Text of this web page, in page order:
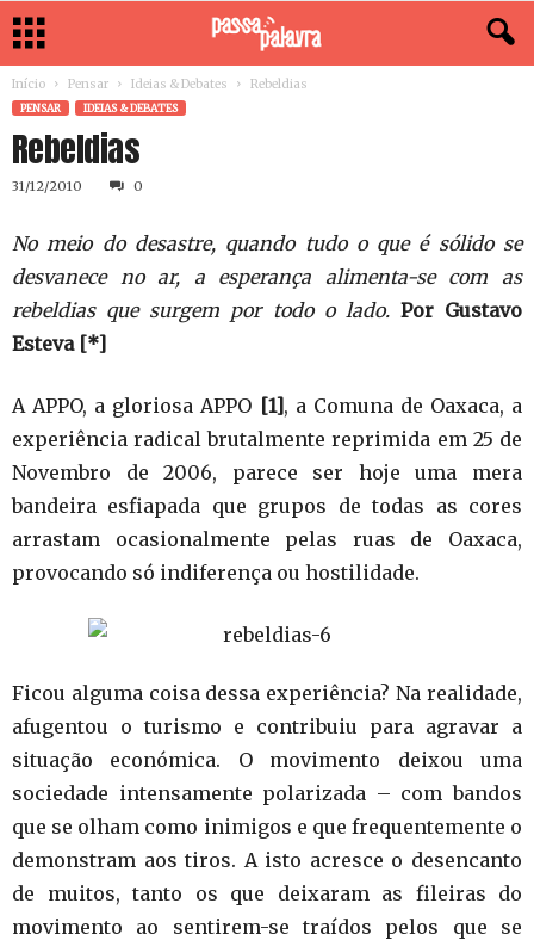
Início Pensar Ideias & Debates Rebeldias
PENSAR IDEIAS & DEBATES
Rebeldias
31/12/2010 0
No meio do desastre, quando tudo o que é sólido se
desvanece no ar, a esperança alimenta-se com as
rebeldias que surgem por todo o lado. Por Gustavo
Esteva [*]
A APPO, a gloriosa APPO [1] , a Comuna de Oaxaca, a
experiência radical brutalmente reprimida em 25 de
Novembro de 2006, parece ser hoje uma mera
bandeira esfiapada que grupos de todas as cores
arrastam ocasionalmente pelas ruas de Oaxaca,
provocando só indiferença ou hostilidade.
Ficou alguma coisa dessa experiência? Na realidade,
afugentou o turismo e contribuiu para agravar a
situação económica. O movimento deixou uma
sociedade intensamente polarizada – com bandos
que se olham como inimigos e que frequentemente o
demonstram aos tiros. A isto acresce o desencanto
de muitos, tanto os que deixaram as fileiras do
movimento ao sentirem-se traídos pelos que se